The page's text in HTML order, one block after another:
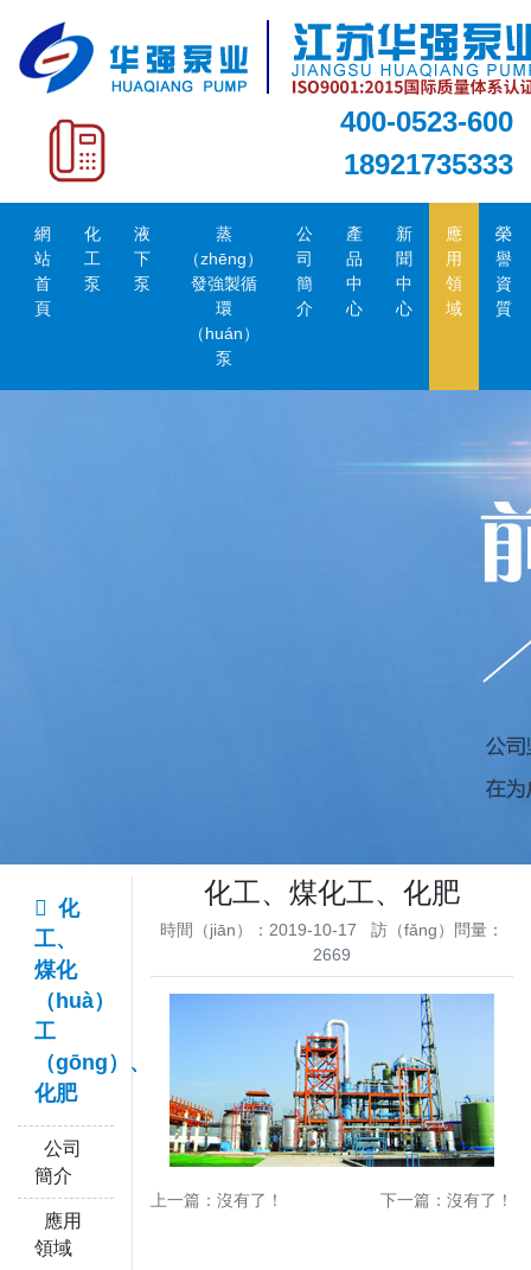
400-0523-600
18921735333
網
站
首
頁
化
工
泵
液
下
泵
蒸
（zhēng）
發強製循
環
（huán）
泵
公
司
簡
介
產
品
中
心
新
聞
中
心
應
用
領
域
榮
譽
資
質
化
工、
煤化
（huà）
工
（gōng）、
化肥
公司
簡介
應用
領域
化工、煤化工、化肥
時間（jiān）：2019-10-17 訪（fǎng）問量：
2669
上一篇：沒有了！ 下一篇：沒有了！